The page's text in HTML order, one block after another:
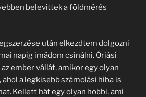
belevittek a földmérés
után elkezdtem dolgozni
napig imádom csinálni. Óriási
ember vállát, amikor egy olyan
a legkisebb számolási hiba is
Kellett hát egy olyan hobbi, ami